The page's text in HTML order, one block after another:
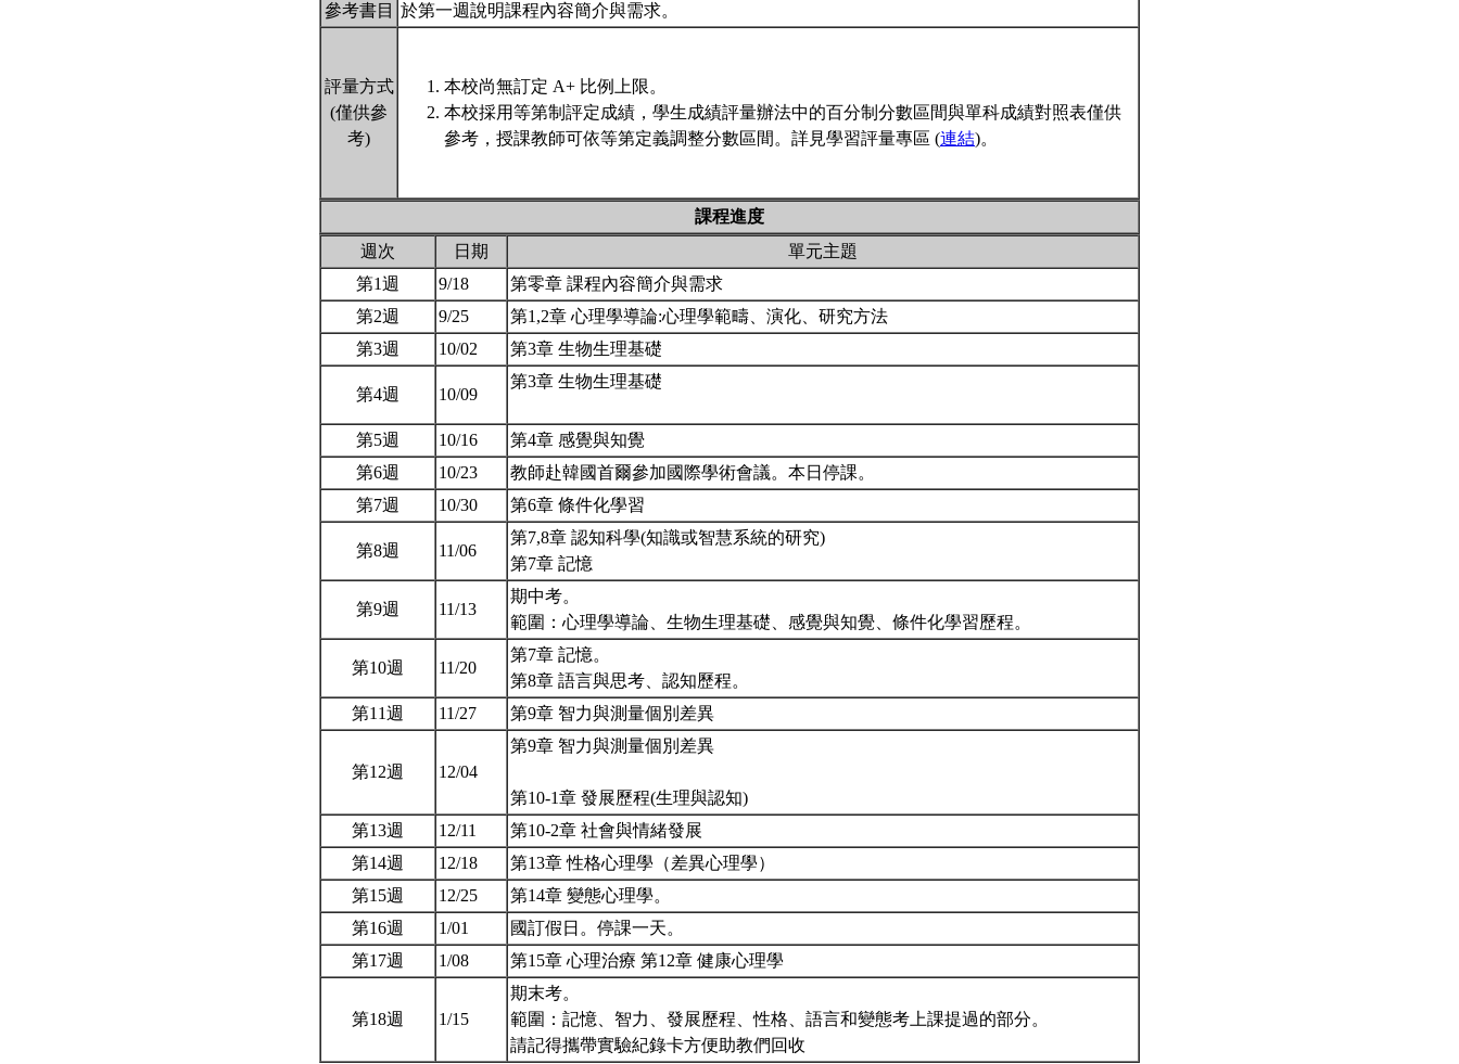
參考書目 於第一週說明課程內容簡介與需求。
評量方式
(僅供參
考)
本校尚無訂定 A+ 比例上限。
本校採用等第制評定成績，學生成績評量辦法中的百分制分數區間與單科成績對照表僅供
參考，授課教師可依等第定義調整分數區間。詳見學習評量專區 (連結)。
課程進度
週次
日期
單元主題
第1週
9/18
第零章 課程內容簡介與需求
第2週
9/25
第1,2章 心理學導論:心理學範疇、演化、研究方法
第3週
10/02 第3章 生物生理基礎
第4週 10/09
第3章 生物生理基礎
第5週 10/16
第4章 感覺與知覺
第6週
10/23
教師赴韓國首爾參加國際學術會議。本日停課。
第7週
10/30 第6章 條件化學習
第8週 11/06
第7,8章 認知科學(知識或智慧系統的研究)
第7章 記憶
第9週 11/13
期中考。
範圍：心理學導論、生物生理基礎、感覺與知覺、條件化學習歷程。
第10週 11/20
第7章 記憶。
第8章 語言與思考、認知歷程。
第11週
11/27 第9章 智力與測量個別差異
第12週 12/04
第9章 智力與測量個別差異
第10-1章 發展歷程(生理與認知)
第13週
12/11
第10-2章 社會與情緒發展
第14週
12/18
第13章 性格心理學（差異心理學）
第15週
12/25
第14章 變態心理學。
第16週
1/01
國訂假日。停課一天。
第17週
1/08 第15章 心理治療 第12章 健康心理學
第18週 1/15
期末考。
範圍：記憶、智力、發展歷程、性格、語言和變態考上課提過的部分。
請記得攜帶實驗紀錄卡方便助教們回收